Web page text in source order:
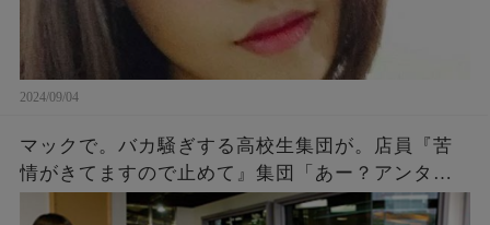
2024/09/04
マックで。バカ騒ぎする高校生集団が。店員『苦
情がきてますので止めて』集団「あー？アンタ何
様？」「アンタの写真撮ったし、帰り道何かあっ